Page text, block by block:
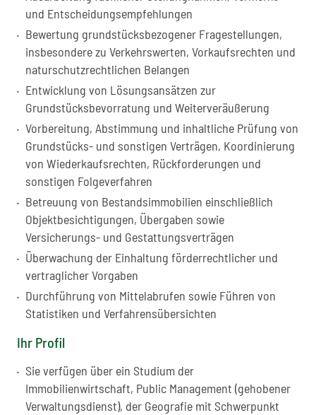
und Entscheidungsempfehlungen
Bewertung grundstücksbezogener Fragestellungen,
insbesondere zu Verkehrswerten, Vorkaufsrechten und
naturschutzrechtlichen Belangen
Entwicklung von Lösungsansätzen zur
Grundstücksbevorratung und Weiterveräußerung
Vorbereitung, Abstimmung und inhaltliche Prüfung von
Grundstücks- und sonstigen Verträgen, Koordinierung
von Wiederkaufsrechten, Rückforderungen und
sonstigen Folgeverfahren
Betreuung von Bestandsimmobilien einschließlich
Objektbesichtigungen, Übergaben sowie
Versicherungs- und Gestattungsverträgen
Überwachung der Einhaltung förderrechtlicher und
vertraglicher Vorgaben
Durchführung von Mittelabrufen sowie Führen von
Statistiken und Verfahrensübersichten
Ihr Profil
Sie verfügen über ein Studium der
Immobilienwirtschaft, Public Management (gehobener
Verwaltungsdienst), der Geografie mit Schwerpunkt